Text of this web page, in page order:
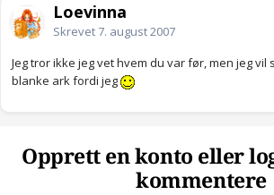
Loevinna
Skrevet7. august 2007
Jeg tror ikke jeg vet hvem du var før, men jeg vil
blanke ark fordi jeg
Opprett en konto eller
kommentere